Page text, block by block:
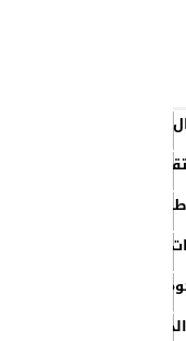
الفلبين
الروسي
إطلاق النار في
مصغرا لدعم جهود
بالسواحل والصحاري